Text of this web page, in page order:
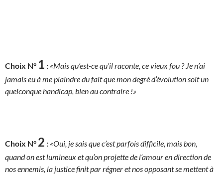
Choix N° 1 : «Mais qu’est-ce qu’il raconte, ce vieux fou ? Je n’ai
jamais eu à me plaindre du fait que mon degré d’évolution soit un
quelconque handicap, bien au contraire !»
Choix N° 2 : «Oui, je sais que c’est parfois difficile, mais bon,
quand on est lumineux et qu’on projette de l’amour en direction de
nos ennemis, la justice finit par régner et nos opposant se mettent à